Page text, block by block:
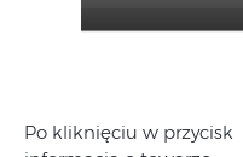
Po kliknięciu w przycisk